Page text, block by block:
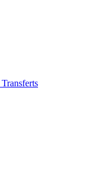
Transferts